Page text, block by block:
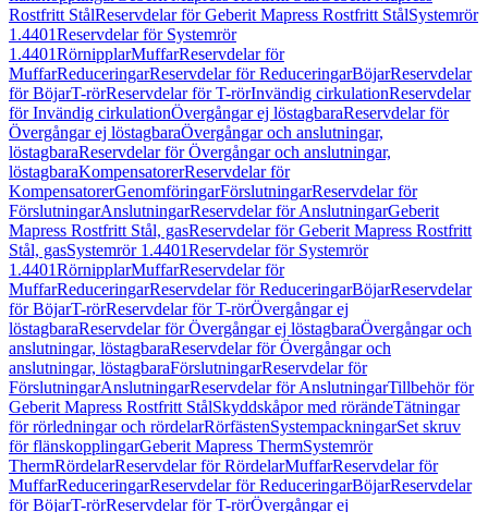
Rostfritt StålReservdelar för Geberit Mapress Rostfritt StålSystemrör
1.4401Reservdelar för Systemrör
1.4401RörnipplarMuffarReservdelar för
MuffarReduceringarReservdelar för ReduceringarBöjarReservdelar
för BöjarT-rörReservdelar för T-rörInvändig cirkulationReservdelar
för Invändig cirkulationÖvergångar ej löstagbaraReservdelar för
Övergångar ej löstagbaraÖvergångar och anslutningar,
löstagbaraReservdelar för Övergångar och anslutningar,
löstagbaraKompensatorerReservdelar för
KompensatorerGenomföringarFörslutningarReservdelar för
FörslutningarAnslutningarReservdelar för AnslutningarGeberit
Mapress Rostfritt Stål, gasReservdelar för Geberit Mapress Rostfritt
Stål, gasSystemrör 1.4401Reservdelar för Systemrör
1.4401RörnipplarMuffarReservdelar för
MuffarReduceringarReservdelar för ReduceringarBöjarReservdelar
för BöjarT-rörReservdelar för T-rörÖvergångar ej
löstagbaraReservdelar för Övergångar ej löstagbaraÖvergångar och
anslutningar, löstagbaraReservdelar för Övergångar och
anslutningar, löstagbaraFörslutningarReservdelar för
FörslutningarAnslutningarReservdelar för AnslutningarTillbehör för
Geberit Mapress Rostfritt StålSkyddskåpor med rörändeTätningar
för rörledningar och rördelarRörfästenSystempackningarSet skruv
för flänskopplingarGeberit Mapress ThermSystemrör
ThermRördelarReservdelar för RördelarMuffarReservdelar för
MuffarReduceringarReservdelar för ReduceringarBöjarReservdelar
för BöjarT-rörReservdelar för T-rörÖvergångar ej